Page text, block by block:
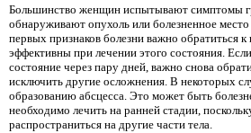
Большинство женщин испытывают симптомы
обнаруживают опухоль или болезненное
первых признаков болезни важно обратиться
эффективны при лечении этого состояния.
состояние через пару дней, важно снова
исключить другие осложнения. В некоторых
образованию абсцесса. Это может быть
необходимо лечить на ранней стадии,
распространиться на другие части тела.